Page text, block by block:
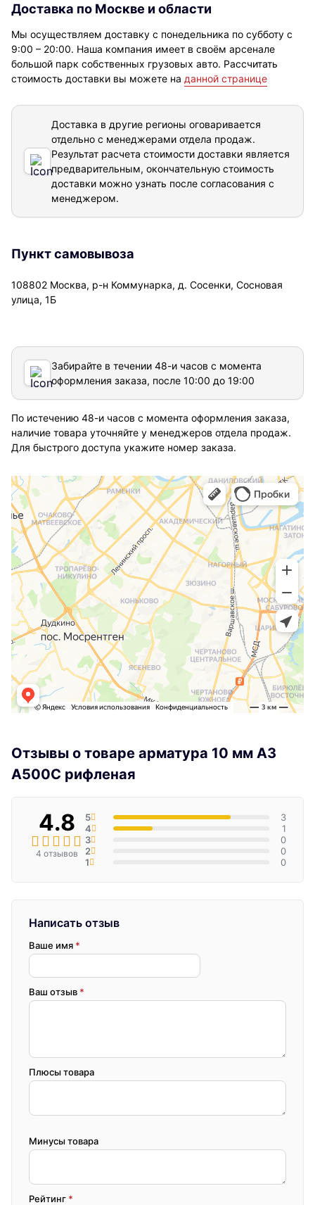
Доставка по Москве и области
Мы осуществляем доставку с понедельника по субботу с
9:00 – 20:00. Наша компания имеет в своём арсенале
большой парк собственных грузовых авто. Рассчитать
стоимость доставки вы можете на данной странице
Доставка в другие регионы оговаривается
отдельно с менеджерами отдела продаж.
Результат расчета стоимости доставки является
предварительным, окончательную стоимость
доставки можно узнать после согласования с
менеджером.
Пункт самовывоза
108802 Москва, р-н Коммунарка, д. Сосенки, Сосновая
улица, 1Б
Забирайте в течении 48-и часов с момента
оформления заказа, после 10:00 до 19:00
По истечению 48-и часов с момента оформления заказа,
наличие товара уточняйте у менеджеров отдела продаж.
Для быстрого доступа укажите номер заказа.
Отзывы о товаре арматура 10 мм А3
А500С рифленая
4.8
4 отзывов
5
3
4
1
3
0
2
0
1
0
Написать отзыв
Ваше имя *
Ваш отзыв *
Плюсы товара
Минусы товара
Рейтинг *